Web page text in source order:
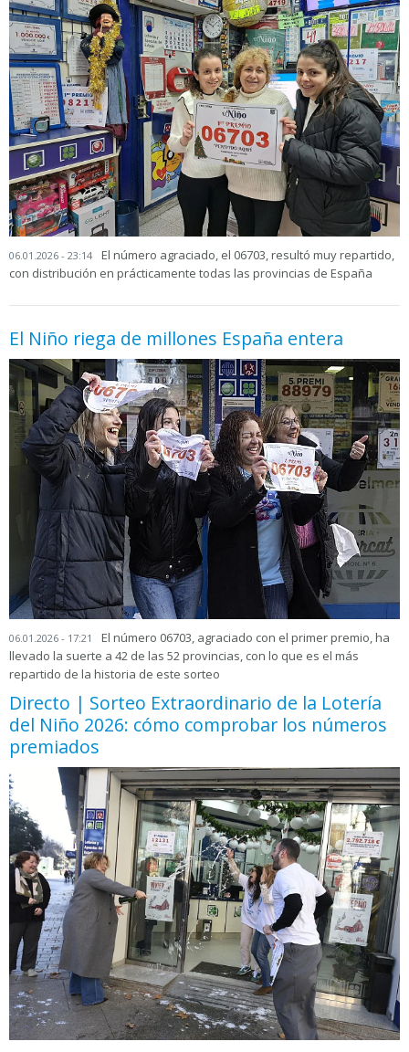
06.01.2026 - 23:14
El número agraciado, el 06703, resultó muy repartido,
con distribución en prácticamente todas las provincias de España
El Niño riega de millones España entera
06.01.2026 - 17:21
El número 06703, agraciado con el primer premio, ha
llevado la suerte a 42 de las 52 provincias, con lo que es el más
repartido de la historia de este sorteo
Directo | Sorteo Extraordinario de la Lotería
del Niño 2026: cómo comprobar los números
premiados